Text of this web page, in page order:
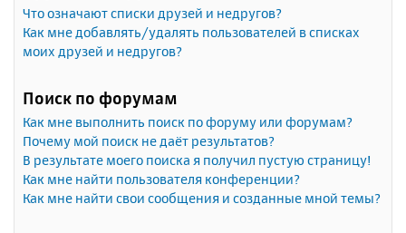
Что означают списки друзей и недругов?
Как мне добавлять/удалять пользователей в списках
моих друзей и недругов?
Поиск по форумам
Как мне выполнить поиск по форуму или форумам?
Почему мой поиск не даёт результатов?
В результате моего поиска я получил пустую страницу!
Как мне найти пользователя конференции?
Как мне найти свои сообщения и созданные мной темы?